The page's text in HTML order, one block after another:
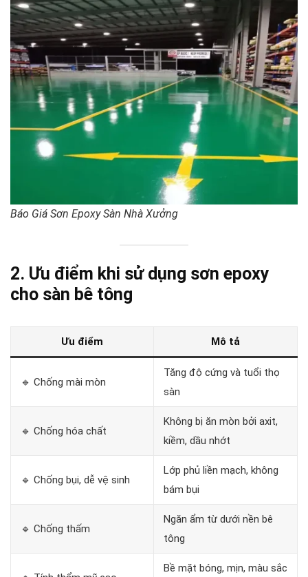
Báo Giá Sơn Epoxy Sàn Nhà Xưởng
2. Ưu điểm khi sử dụng sơn epoxy
cho sàn bê tông
Ưu điểm Mô tả
🔹 Chống mài mòn
Tăng độ cứng và tuổi thọ
sàn
🔹 Chống hóa chất
Không bị ăn mòn bởi axit,
kiềm, dầu nhớt
🔹 Chống bụi, dễ vệ sinh
Lớp phủ liền mạch, không
bám bụi
🔹 Chống thấm
Ngăn ẩm từ dưới nền bê
tông
Bề mặt bóng, mịn, màu sắc